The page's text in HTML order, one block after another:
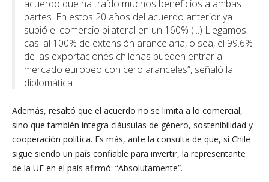
acuerdo que ha traído muchos beneficios a ambas
partes. En estos 20 años del acuerdo anterior ya
subió el comercio bilateral en un 160% (...) Llegamos
casi al 100% de extensión arancelaria, o sea, el 99.6%
de las exportaciones chilenas pueden entrar al
mercado europeo con cero aranceles”, señaló la
diplomática.
Además, resaltó que el acuerdo no se limita a lo comercial,
sino que también integra cláusulas de género, sostenibilidad y
cooperación política. Es más, ante la consulta de que, si Chile
sigue siendo un país confiable para invertir, la representante
de la UE en el país afirmó: “Absolutamente”.